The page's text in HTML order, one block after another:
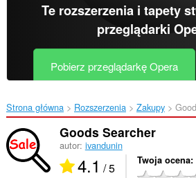
Te rozszerzenia i tapety
przeglądarki
Pobierz przeglądarkę Opera
Strona główna Rozszerzenia Zakupy
Goods Searcher
autor: ivandunin
4.1 / 5 Twoja ocena